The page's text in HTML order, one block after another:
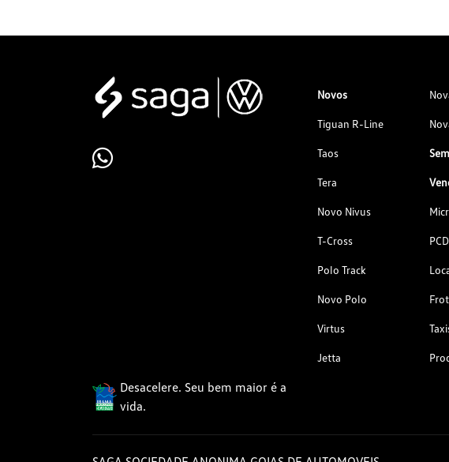
Desacelere. Seu bem maior é a
vida.
Novos
Tiguan R-Line
Taos
Tera
Novo Nivus
T-Cross
Polo Track
Novo Polo
Virtus
Jetta
PCD